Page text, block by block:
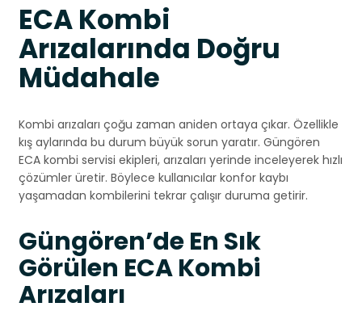
ECA Kombi
Arızalarında Doğru
Müdahale
Kombi arızaları çoğu zaman aniden ortaya çıkar. Özellikle
kış aylarında bu durum büyük sorun yaratır. Güngören
ECA kombi servisi ekipleri, arızaları yerinde inceleyerek hızlı
çözümler üretir. Böylece kullanıcılar konfor kaybı
yaşamadan kombilerini tekrar çalışır duruma getirir.
Güngören’de En Sık
Görülen ECA Kombi
Arızaları